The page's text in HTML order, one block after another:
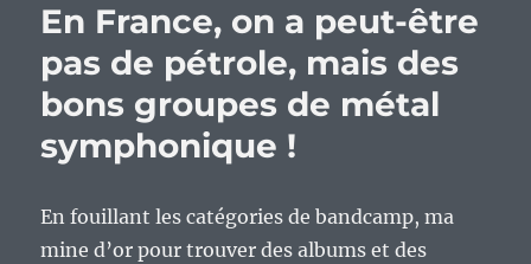
En France, on a peut-être
pas de pétrole, mais des
bons groupes de métal
symphonique !
En fouillant les catégories de bandcamp, ma
mine d’or pour trouver des albums et des